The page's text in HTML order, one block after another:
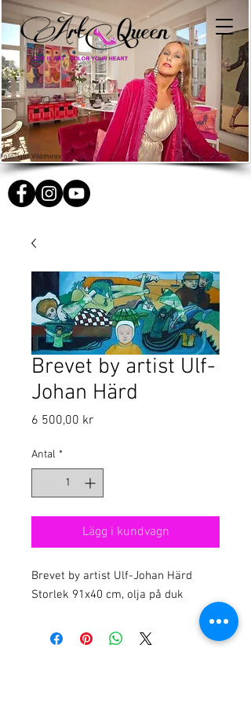
Foto: Igor Vitomirov
Brevet by artist Ulf-
Johan Härd
6 500,00 krPris
Antal *
Lägg i kundvagn
Brevet by artist Ulf-Johan Härd
Storlek 91x40 cm, olja på duk